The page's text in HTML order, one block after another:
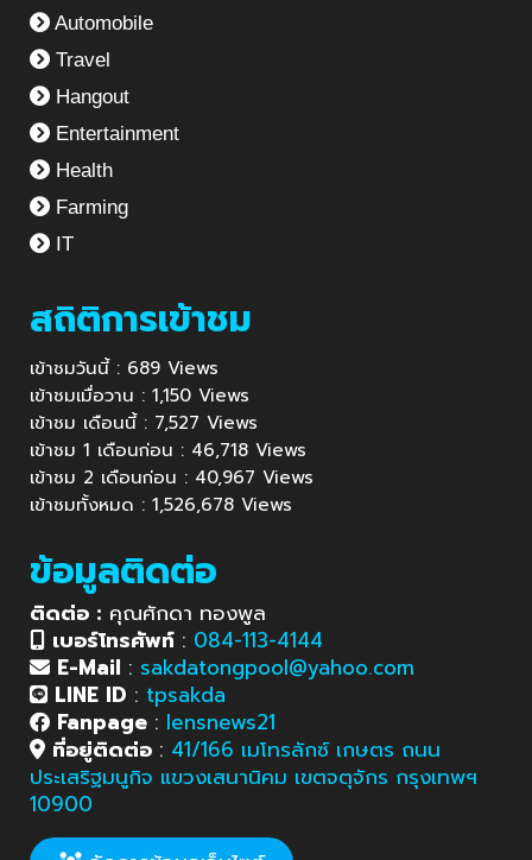
Automobile
Travel
Hangout
Entertainment
Health
Farming
IT
สถิติการเข้าชม
เข้าชมวันนี้ : 689 Views
เข้าชมเมื่อวาน : 1,150 Views
เข้าชม เดือนนี้ : 7,527 Views
เข้าชม 1 เดือนก่อน : 46,718 Views
เข้าชม 2 เดือนก่อน : 40,967 Views
เข้าชมทั้งหมด : 1,526,678 Views
ข้อมูลติดต่อ
ติดต่อ : คุณศักดา ทองพูล
เบอร์โทรศัพท์ : 084-113-4144
E-Mail : sakdatongpool@yahoo.com
LINE ID : tpsakda
Fanpage : lensnews21
ที่อยู่ติดต่อ : 41/166 เมโทรลักซ์ เกษตร ถนน
ประเสริฐมนูกิจ แขวงเสนานิคม เขตจตุจักร กรุงเทพฯ
10900